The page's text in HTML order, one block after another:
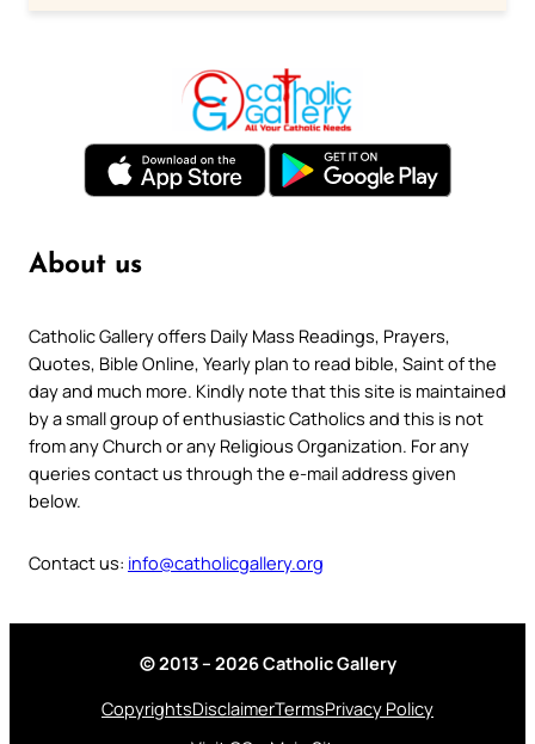
About us
Catholic Gallery offers Daily Mass Readings, Prayers,
Quotes, Bible Online, Yearly plan to read bible, Saint of the
day and much more. Kindly note that this site is maintained
by a small group of enthusiastic Catholics and this is not
from any Church or any Religious Organization. For any
queries contact us through the e-mail address given
below.
Contact us: info@catholicgallery.org
© 2013 – 2026 Catholic Gallery
CopyrightsDisclaimerTermsPrivacy Policy